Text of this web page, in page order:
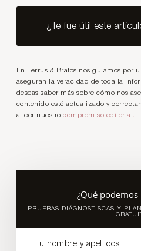
¿Te fue útil este
En Ferrus & Bratos nos guiamos por
aseguran la veracidad de toda la
deseas saber más sobre cómo nos
contenido esté actualizado y
a leer nuestrocompromiso editorial.
¿Qué podemos
PRUEBAS DIÁGNOSTISCAS Y
Tu nombre y apellidos